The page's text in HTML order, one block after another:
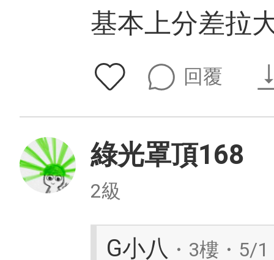
基本上分差拉
回覆
綠光罩頂168
2級
G小八 ・3樓・5/1